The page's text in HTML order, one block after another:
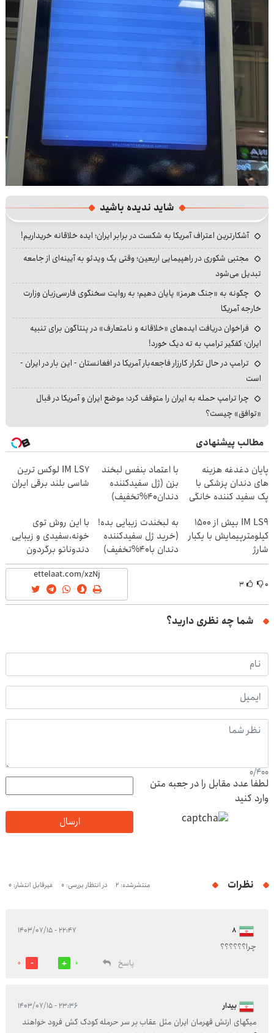
شاید ندیده باشید
آشکارترین اعتراف آمریکا به شکست در برابر ایران؛ ایده خلاقانه خریداریم!
مجتبی شکوری در راهپیمایی اربعین؛ وقتی یک ویدئو به آیینه‌ای از جامعه
تبدیل می‌شود
چگونه به «جنگ هرمز» پایان دهیم؛ به روایت سخنگوی فارسی‌زبان وزارت
خارجه آمریکا
فراخوان دریافت ایده‌های «خلاقانه و نامتعارف» در پنتاگون برای تنبیه
ایران؛ کفگیر ترامپ به ته دیگ خورد!
ترامپ در حال تکرار کارزار فاجعه‌بار آمریکا در افغانستان - این بار در ایران -
است
چرا ترامپ حمله به ایران را متوقف کرد؛ موضع ایران و آمریکا در قبال
«توافق» چیست؟
مطالب پیشنهادی
پایان دغدغه هزینه
های دندان پزشکی با
پک سفید کننده خانگی
با اعتماد بنفس لبخند
بزن (ژل سفیدکننده
دندان40%تخفیف)
IM LS7 لوکس ترین
شاسی بلند برقی ایران
IM LS9 بیش از 1500
کیلومترپیمایش با یکبار
شارژ
به لبخندت زیبایی بده!
(خرید ژل سفیدکننده
دندان با40%تخفیف)
با این روش توی
خونه،سفیدی و زیبایی
دندوناتو برگردون
(40%off)
۰ ۳
شما چه نظری دارید؟
0/400
لطفا عدد مقابل را در جعبه متن
وارد کنید
ارسال
نظرات منتشرشده: 2 در انتظار بررسی: 0 غیرقابل انتشار: 0
۸ ۲۲:۴۷ - ۱۴۰۳/۰۷/۱۵
چرا؟؟؟؟؟؟
پاسخ
0
0
بیدار ۲۳:۳۶ - ۱۴۰۳/۰۷/۱۵
میگهای ارتش قهرمان ایران مثل عقاب بر سر حرمله کودک کش فرود خواهند